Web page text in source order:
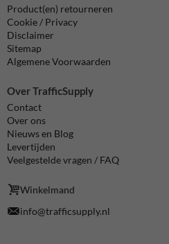
Product(en) retourneren
Cookie / Privacy
Disclaimer
Sitemap
Algemene Voorwaarden
Over TrafficSupply
Contact
Over ons
Nieuws en Blog
Levertijden
Veelgestelde vragen / FAQ
Winkelmand
info@trafficsupply.nl